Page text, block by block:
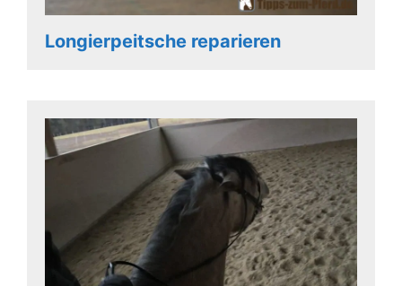
Longierpeitsche reparieren